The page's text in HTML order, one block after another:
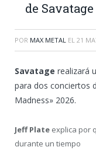
de Savatage
POR MAX METAL EL 21
Savatage realizará
para dos conciertos
Madness» 2026.
Jeff Plate explica por
durante un tiempo